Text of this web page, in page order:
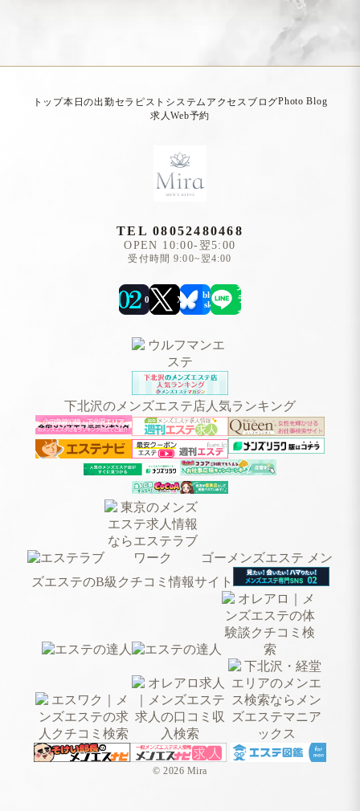
トップ本日の出勤セラピスト システム アクセス ブログPhoto Blog
求人Web予約
TEL 08052480468
OPEN 10:00-翌5:00
受付時間 9:00~翌4:00
02 X
blue
sky
式
ラ
イ
下北沢のメンズエステ店人気ランキング
ゴーメンズエステ メン
ズエステのB級クチコミ情報サイト
© 2026 Mira